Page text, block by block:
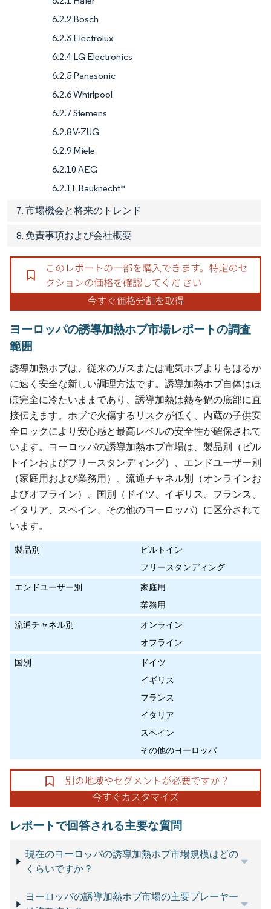
6.2.2 Bosch
6.2.3 Electrolux
6.2.4 LG Electronics
6.2.5 Panasonic
6.2.6 Whirlpool
6.2.7 Siemens
6.2.8 V-ZUG
6.2.9 Miele
6.2.10 AEG
6.2.11 Bauknecht*
7. 市場機会と将来のトレンド
8. 免責事項および会社概要
ヨーロッパの誘導加熱ホブ市場レポートの調査
範囲
誘導加熱ホブは、従来のガスまたは電気ホブよりもはるか
に速く安全な新しい調理方法です。誘導加熱ホブ自体はほ
ぼ完全に冷たいままであり、誘導加熱は熱を鍋の底部に直
接伝えます。ホブで火傷するリスクが低く、内蔵の子供安
全ロックにより安心感と最高レベルの安全性が確保されて
います。ヨーロッパの誘導加熱ホブ市場は、製品別（ビル
トインおよびフリースタンディング）、エンドユーザー別
（家庭用および業務用）、流通チャネル別（オンラインお
よびオフライン）、国別（ドイツ、イギリス、フランス、
イタリア、スペイン、その他のヨーロッパ）に区分されて
います。
製品別
ビルトイン
フリースタンディング
エンドユーザー別
家庭用
業務用
流通チャネル別
オンライン
オフライン
国別
ドイツ
イギリス
フランス
イタリア
スペイン
その他のヨーロッパ
レポートで回答される主要な質問
現在のヨーロッパの誘導加熱ホブ市場規模はどの
くらいですか？
ヨーロッパの誘導加熱ホブ市場の主要プレーヤー